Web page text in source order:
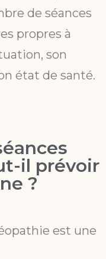
de séances
propres à
son
état de santé.
il prévoir
?
est une